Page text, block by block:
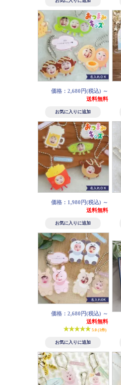
価格：2,680円(税込) ～
送料無料
価格：1,980円(税込) ～
送料無料
価格：2,680円(税込) ～
送料無料
5.0 (1件)